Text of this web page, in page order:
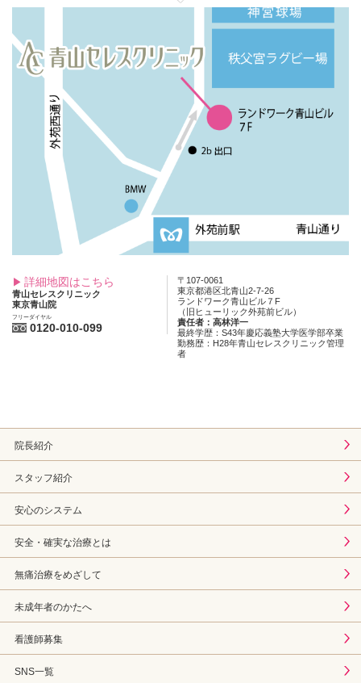
詳細地図はこちら
青山セレスクリニック
東京青山院
フリーダイヤル
0120-010-099
〒107-0061
東京都港区北青山2-7-26
ランドワーク青山ビル７F
（旧ヒューリック外苑前ビル）
責任者：高林洋一
最終学歴：S43年慶応義塾大学医学部卒業
勤務歴：H28年青山セレスクリニック管理
者
院長紹介
スタッフ紹介
安心のシステム
安全・確実な治療とは
無痛治療をめざして
未成年者のかたへ
看護師募集
SNS一覧